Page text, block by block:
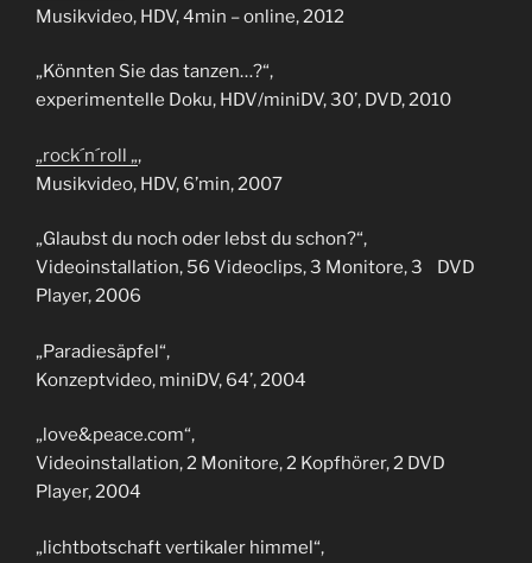
Musikvideo, HDV, 4min – online, 2012
„Könnten Sie das tanzen…?“,
experimentelle Doku, HDV/miniDV, 30’, DVD, 2010
„rock´n´roll „,
Musikvideo, HDV, 6’min, 2007
„Glaubst du noch oder lebst du schon?“,
Videoinstallation, 56 Videoclips, 3 Monitore, 3 DVD
Player, 2006
„Paradiesäpfel“,
Konzeptvideo, miniDV, 64’, 2004
„love&peace.com“,
Videoinstallation, 2 Monitore, 2 Kopfhörer, 2 DVD
Player, 2004
„lichtbotschaft vertikaler himmel“,